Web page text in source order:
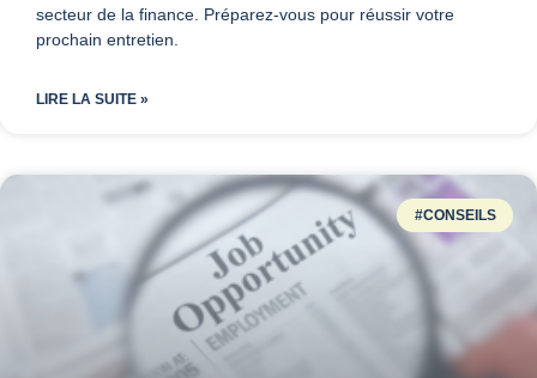
secteur de la finance. Préparez-vous pour réussir votre
prochain entretien.
LIRE LA SUITE »
#CONSEILS